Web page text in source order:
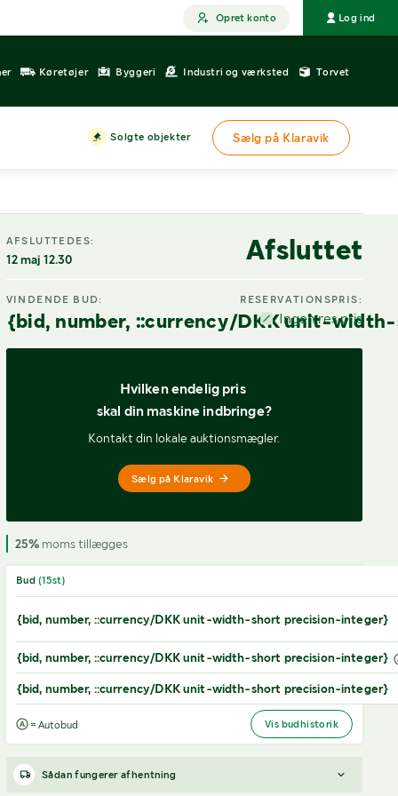
Opret konto Log ind
Køretøjer Byggeri Industri og værksted Torvet
Solgte objekter Sælg på Klaravik
AFSLUTTEDES:
12 maj 12.30 Afsluttet
VINDENDE BUD:
{bid, number, ::currency/DKK unit-
RESERVATIONSPRIS:
Ingen res.pris
Hvilken endelig pris
skal din maskine indbringe?
Kontakt din lokale auktionsmægler.
Sælg på Klaravik
25%moms tillægges
Bud (15st)
{bid, number, ::currency/DKK unit-width-short precision-integer}
{bid, number, ::currency/DKK unit-width-short precision-integer}
{bid, number, ::currency/DKK unit-width-short precision-integer}
= Autobud Vis budhistorik
Sådan fungerer afhentning